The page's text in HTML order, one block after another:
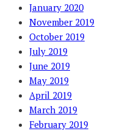
January 2020
November 2019
October 2019
July 2019
June 2019
May 2019
April 2019
March 2019
February 2019